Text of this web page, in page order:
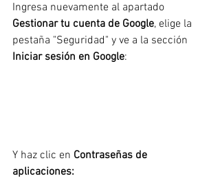
Ingresa nuevamente al apartado
Gestionar tu cuenta de Google, elige la
pestaña "Seguridad" y ve a la sección
Iniciar sesión en Google:
Y haz clic en Contraseñas de
aplicaciones: